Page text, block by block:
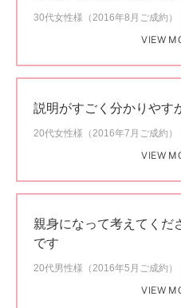
30代女性様（2016年8月ご成約）
VIEW
説明がすごく分かりやす
20代女性様（2016年7月ご成約）
VIEW
親身になって考えてくだ
です
20代男性様（2016年5月ご成約）
VIEW